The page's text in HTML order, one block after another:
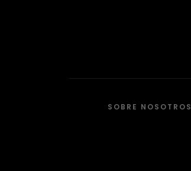
SOBRE NOSOTROS